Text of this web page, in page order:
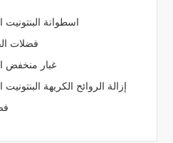
اسطوانة البنتونيت
فضلات
غبار منخفض
إزالة الروائح الكريهة